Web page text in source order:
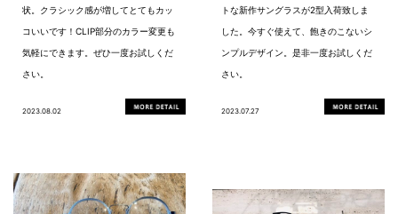
状。クラシック感が増してとてもカッ
コいいです！CLIP部分のカラー変更も
気軽にできます。ぜひ一度お試しくだ
さい。
2023.08.02
トな新作サングラスが2型入荷致しま
した。今すぐ使えて、飽きのこないシ
ンプルデザイン。是非一度お試しくだ
さい。
2023.07.27